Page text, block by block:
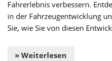
Fahrerlebnis verbessern.
in der Fahrzeugentwicklung
Sie, wie Sie von diesen
» Weiterlesen